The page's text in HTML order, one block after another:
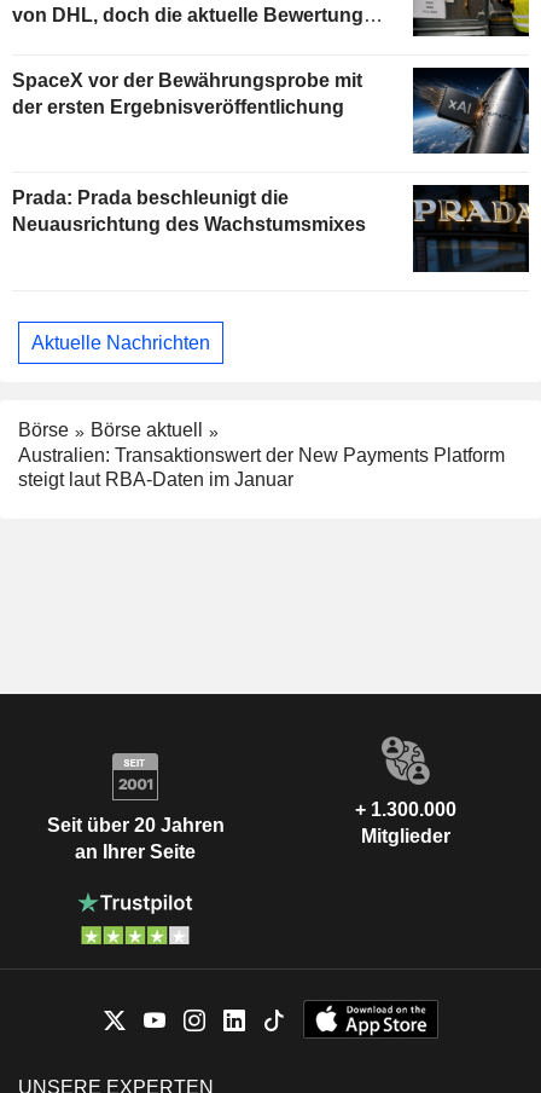
von DHL, doch die aktuelle Bewertung
SpaceX vor der Bewährungsprobe mit
der ersten Ergebnisveröffentlichung
Prada: Prada beschleunigt die
Neuausrichtung des Wachstumsmixes
Aktuelle Nachrichten
Börse
Börse aktuell
Australien: Transaktionswert der New Payments Platform
steigt laut RBA-Daten im Januar
Seit über 20 Jahren
an Ihrer Seite
+ 1.300.000
Mitglieder
UNSERE EXPERTEN